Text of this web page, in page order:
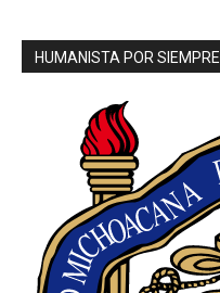
HUMANISTA POR SIEMPRE